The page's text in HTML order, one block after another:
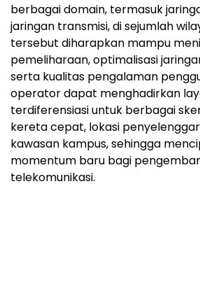
berbagai domain, termasuk
jaringan transmisi, di sejumlah
tersebut diharapkan mampu
pemeliharaan, optimalisasi
serta kualitas pengalaman
operator dapat menghadirkan
terdiferensiasi untuk berbagai
kereta cepat, lokasi
kawasan kampus, sehingga
momentum baru bagi
telekomunikasi.